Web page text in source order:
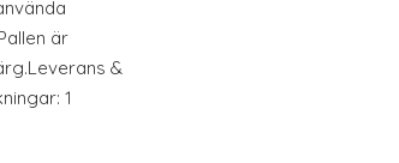
är
&
1